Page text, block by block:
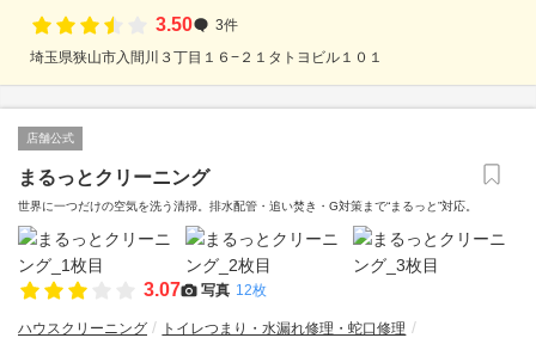
3.50
3件
埼玉県狭山市入間川３丁目１６−２１タトヨビル１０１
店舗公式
まるっとクリーニング
世界に一つだけの空気を洗う清掃。排水配管・追い焚き・G対策まで“まるっと”対応。
3.07 写真 12枚
ハウスクリーニング
トイレつまり・水漏れ修理・蛇口修理